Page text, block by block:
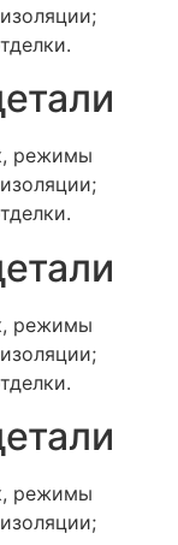
режимы
режимы
режимы